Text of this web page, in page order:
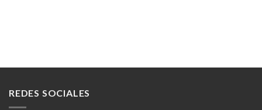
REDES SOCIALES